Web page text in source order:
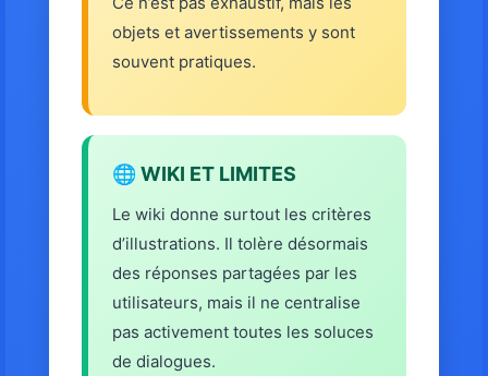
objets et avertissements y sont
souvent pratiques.
🌐 WIKI ET LIMITES
Le wiki donne surtout les critères
d’illustrations. Il tolère désormais
des réponses partagées par les
utilisateurs, mais il ne centralise
pas activement toutes les soluces
de dialogues.